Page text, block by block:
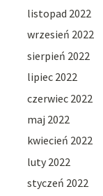
listopad 2022
wrzesień 2022
sierpień 2022
lipiec 2022
czerwiec 2022
maj 2022
kwiecień 2022
luty 2022
styczeń 2022